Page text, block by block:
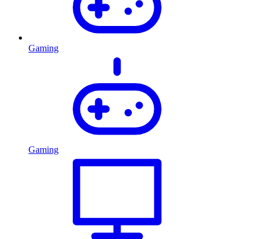
Gaming
Gaming